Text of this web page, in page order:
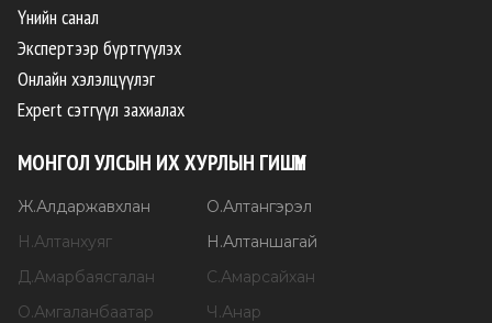
Үнийн санал
Экспертээр бүртгүүлэх
Онлайн хэлэлцүүлэг
Expert сэтгүүл захиалах
МОНГОЛ УЛСЫН ИХ ХУРЛЫН ГИШҮҮН
Ж.Алдаржавхлан О.Алтангэрэл
Н.Алтанхуяг Н.Алтаншагай
Д.Амарбаясгалан С.Амарсайхан
О.Амгаланбаатар Ч.Анар